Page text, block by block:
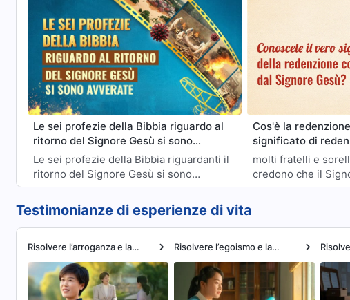
Le sei profezie della Bibbia riguardo al
ritorno del Signore Gesù si sono
avverate
Le sei profezie della Bibbia riguardanti il
ritorno del Signore Gesù si sono
adempiute: cosa possiamo fare per
accogliere il Signore e ottenere la
benedizione di Dio? Per saperne di più,
leggi questo articolo.
Cos'è la
significato di
Gesù?
molti fratelli e
credono che il
crocifisso per
siamo giustificati
Signore tornerà,
rapiti nel Regno
visione è
la volontà del
Testimonianze di esperienze di vita
Risolvere l’arroganza e la
presunzione
Risolvere l’egoismo e la
bassezza